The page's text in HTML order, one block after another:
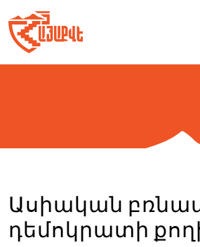
to
content
Ասիական
դեմոկրատի